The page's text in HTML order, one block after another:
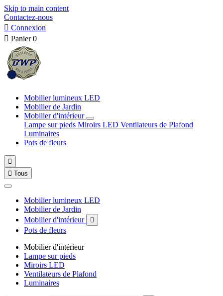
Skip to main content
Contactez-nous
 Connexion
 Panier 0
Mobilier lumineux LED
Mobilier de Jardin
Mobilier d'intérieur
Lampe sur pieds Miroirs LED Ventilateurs de Plafond
Luminaires
Pots de fleurs

 Tous
Mobilier lumineux LED
Mobilier de Jardin
Mobilier d'intérieur

Pots de fleurs
Mobilier d'intérieur
Lampe sur pieds
Miroirs LED
Ventilateurs de Plafond
Luminaires